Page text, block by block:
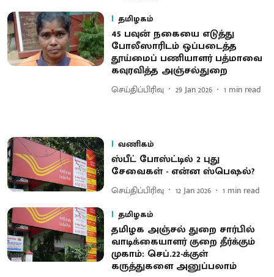
தமிழகம்
45 பவுன் நகையை எடுத்து
போலீஸாரிடம் ஒப்படைத்த
தூய்மைப் பணியாளர் பத்மாவை
கவுரவித்த அஞ்சல்துறை
செய்திப்பிரிவு 29 Jan 2026 1 min read
வணிகம்
ஸ்பீட் போஸ்ட்டில் 2 புது
சேவைகள் - என்ன ஸ்பெஷல்?
செய்திப்பிரிவு 12 Jan 2026 1 min read
தமிழகம்
தமிழக அஞ்சல் துறை சார்பில்
வாடிக்கையாளர் குறை தீர்க்கும்
முகாம்: செப்.22-க்குள்
கருத்துகளை அனுப்பலாம்